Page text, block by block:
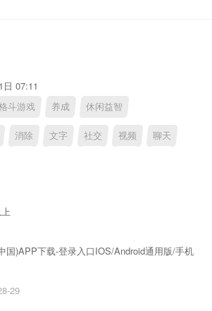
日 07:11
斗游戏 养成 休闲益智
消除 文字 社交 视频 聊天
国)APP下载-登录入口IOS/Android通用版/手机
29